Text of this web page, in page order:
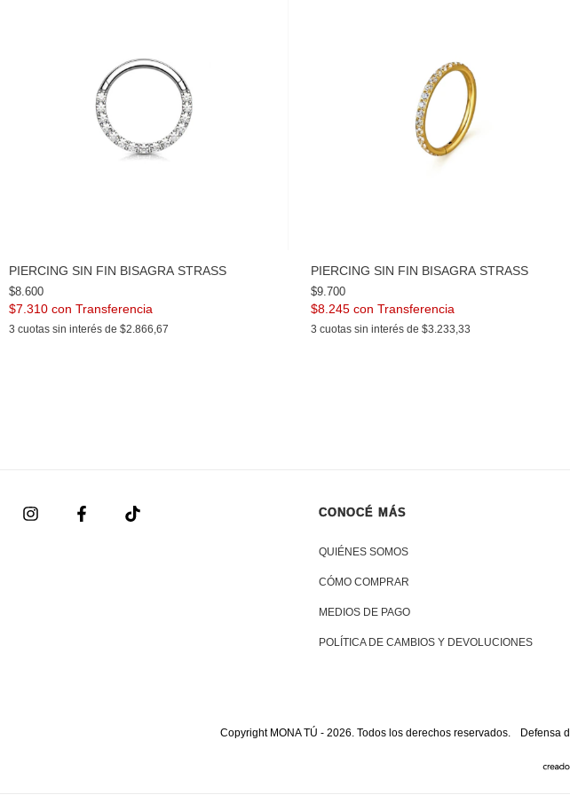
PIERCING SIN FIN BISAGRA STRASS
$8.600
$7.310 con
3 cuotas sin interés de $2.866,67
PIERCING SIN FIN BISAGRA STRASS
$9.700
$8.245 con
3 cuotas sin interés de $3.233,33
CONOCÉ MÁS
QUIÉNES SOMOS
CÓMO COMPRAR
MEDIOS DE PAGO
POLÍTICA DE CAMBIOS Y DEVOLUCIONES
Copyright MONA TÚ - 2026. Todos los derechos reservados. Defensa